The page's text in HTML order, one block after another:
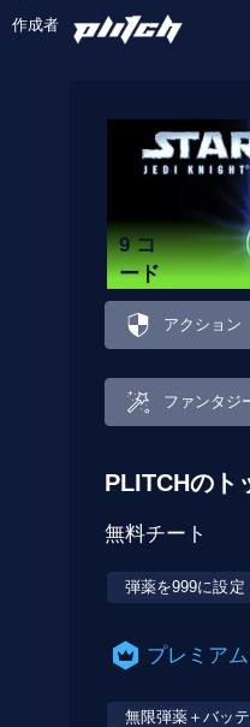
作成者
9 コ
ード
アクション
ファンタジ
PLITCHのト
無料チート
弾薬を999に設定
プレミア
無限弾薬＋バッ